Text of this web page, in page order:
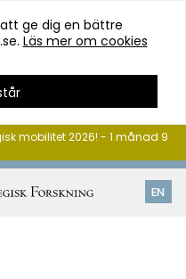
ge dig en bättre
Läs mer om cookies
EN
mobilitet 2026! - 1 månad 9